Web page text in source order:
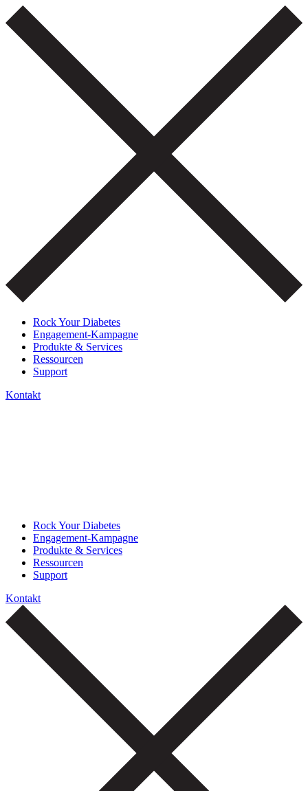
Rock Your Diabetes
Engagement-Kampagne
Produkte & Services
Ressourcen
Support
Kontakt
Rock Your Diabetes
Engagement-Kampagne
Produkte & Services
Ressourcen
Support
Kontakt